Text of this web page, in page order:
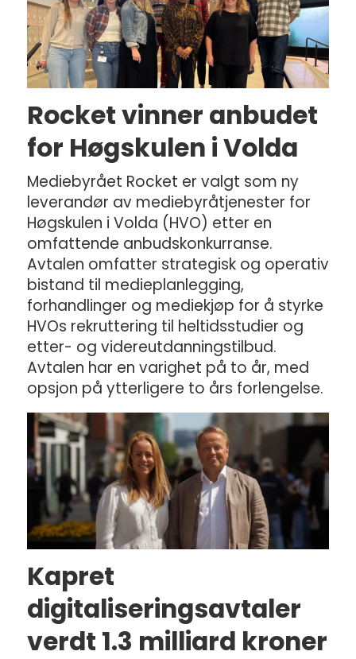
Rocket vinner anbudet
for Høgskulen i Volda
Mediebyrået Rocket er valgt som ny
leverandør av mediebyråtjenester for
Høgskulen i Volda (HVO) etter en
omfattende anbudskonkurranse.
Avtalen omfatter strategisk og operativ
bistand til medieplanlegging,
forhandlinger og mediekjøp for å styrke
HVOs rekruttering til heltidsstudier og
etter- og videreutdanningstilbud.
Avtalen har en varighet på to år, med
opsjon på ytterligere to års forlengelse.
Kapret
digitaliseringsavtaler
verdt 1.3 milliard kroner